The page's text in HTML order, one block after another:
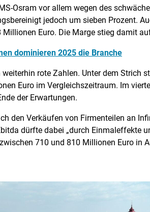
Osram vor allem wegen des
jedoch um sieben Prozent.
Euro. Die Marge stieg damit
dominieren 2025 die Branche
rote Zahlen. Unter dem
Euro im Vergleichszeitraum. Im
der Erwartungen.
den Verkäufen von Firmenteilen an
dürfte dabei „durch Einmaleffekte
710 und 810 Millionen Euro in